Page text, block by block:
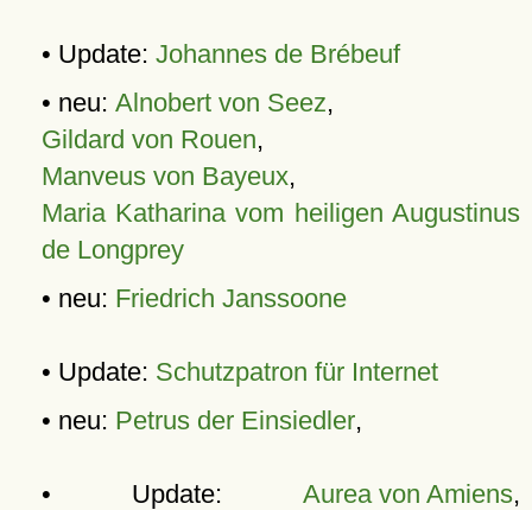
• Update: Johannes de Brébeuf
• neu: Alnobert von Seez,
Gildard von Rouen,
Manveus von Bayeux,
Maria Katharina vom heiligen Augustinus
de Longprey
• neu: Friedrich Janssoone
• Update: Schutzpatron für Internet
• neu: Petrus der Einsiedler,
• Update: Aurea von Amiens,